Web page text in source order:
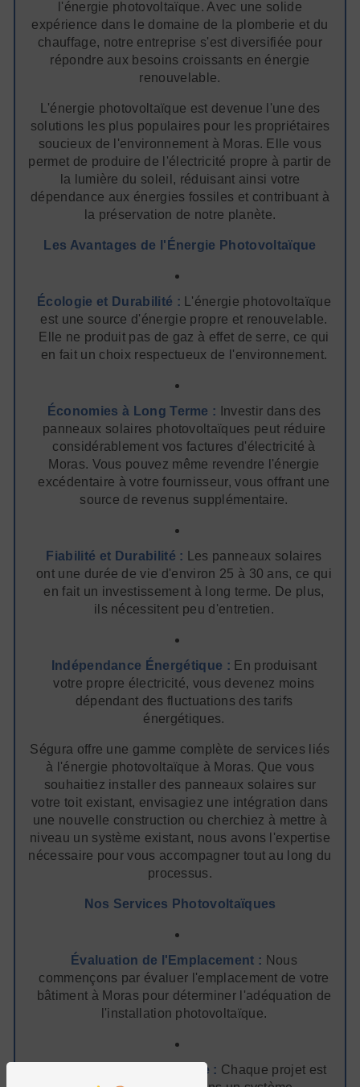
l'énergie photovoltaïque. Avec une solide
expérience dans le domaine de la plomberie et du
chauffage, notre entreprise s'est diversifiée pour
répondre aux besoins croissants en énergie
renouvelable.
L'énergie photovoltaïque est devenue l'une des
solutions les plus populaires pour les propriétaires
soucieux de l'environnement à Moras. Elle vous
permet de produire de l'électricité propre à partir de
la lumière du soleil, réduisant ainsi votre
dépendance aux énergies fossiles et contribuant à
la préservation de notre planète.
Les Avantages de l'Énergie Photovoltaïque
Écologie et Durabilité : L'énergie photovoltaïque
est une source d'énergie propre et renouvelable.
Elle ne produit pas de gaz à effet de serre, ce qui
en fait un choix respectueux de l'environnement.
Économies à Long Terme : Investir dans des
panneaux solaires photovoltaïques peut réduire
considérablement vos factures d'électricité à
Moras. Vous pouvez même revendre l'énergie
excédentaire à votre fournisseur, vous offrant une
source de revenus supplémentaire.
Fiabilité et Durabilité : Les panneaux solaires
ont une durée de vie d'environ 25 à 30 ans, ce qui
en fait un investissement à long terme. De plus,
ils nécessitent peu d'entretien.
Indépendance Énergétique : En produisant
votre propre électricité, vous devenez moins
dépendant des fluctuations des tarifs
énergétiques.
Ségura offre une gamme complète de services liés
à l'énergie photovoltaïque à Moras. Que vous
souhaitiez installer des panneaux solaires sur
votre toit existant, envisagiez une intégration dans
une nouvelle construction ou cherchiez à mettre à
niveau un système existant, nous avons l'expertise
nécessaire pour vous accompagner tout au long du
processus.
Nos Services Photovoltaïques
Évaluation de l'Emplacement : Nous
commençons par évaluer l'emplacement de votre
bâtiment à Moras pour déterminer l'adéquation de
l'installation photovoltaïque.
Conception Personnalisée : Chaque projet est